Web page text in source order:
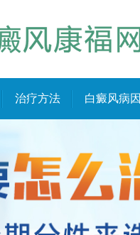
治疗方法 白癜风病因